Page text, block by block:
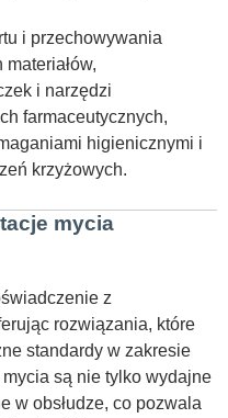
i przechowywania
i narzędzi
farmaceutycznych,
higienicznymi i
krzyżowych.
mycia
z
rozwiązania, które
standardy w zakresie
są nie tylko wydajne
w obsłudze, co pozwala